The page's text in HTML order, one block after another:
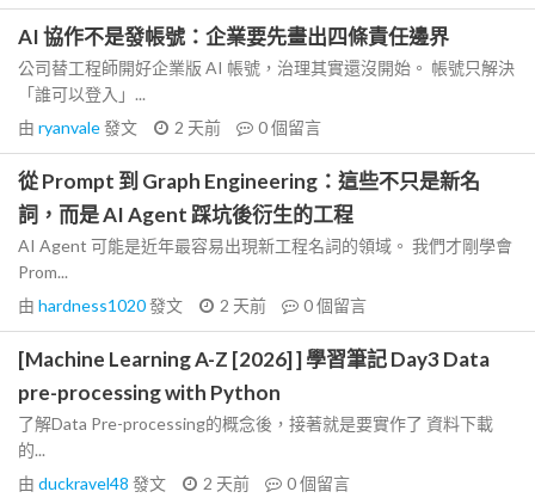
AI 協作不是發帳號：企業要先畫出四條責任邊界
公司替工程師開好企業版 AI 帳號，治理其實還沒開始。 帳號只解決
「誰可以登入」...
由 ryanvale發文 2 天前 0個留言
從 Prompt 到 Graph Engineering：這些不只是新名
詞，而是 AI Agent 踩坑後衍生的工程
AI Agent 可能是近年最容易出現新工程名詞的領域。 我們才剛學會
Prom...
由 hardness1020發文 2 天前 0個留言
[Machine Learning A-Z [2026] ] 學習筆記 Day3 Data
pre-processing with Python
了解Data Pre-processing的概念後，接著就是要實作了 資料下載
的...
由 duckravel48 發文 2 天前 0個留言